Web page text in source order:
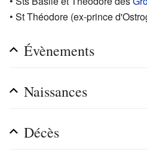
• St Théodore (ex-prince
Évènements
Naissances
Décès